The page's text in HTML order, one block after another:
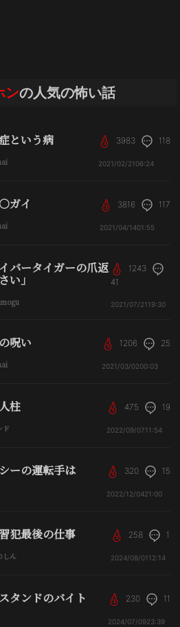
ンの人気の怖い話
という病 3983 118
2021/02/21 06:24
ガイ 3816 117
2021/04/1401:55
イバータイガーの爪返
い」
1243
41
2021/07/21 19:30
呪い 1206 25
2021/03/0200:03
柱
ド
475 19
2022/09/0711:54
ーの運転手は 320 15
2022/12/0421:00
犯最後の仕事
しん
258 1
2024/08/01 12:14
タンドのバイト 230 11
2024/07/0923:39